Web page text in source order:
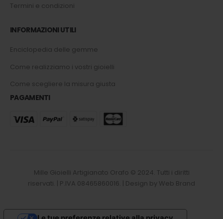
Termini e condizioni
INFORMAZIONI UTILI
Enciclopedia delle gemme
Come realizziamo i vostri gioielli
Come scegliere la misura giusta
PAGAMENTI
Mille Gioielli Artigianato Orafo © 2024. Tutti i diritti
riservati. | P.IVA 08465860016. | Design by Web Brand